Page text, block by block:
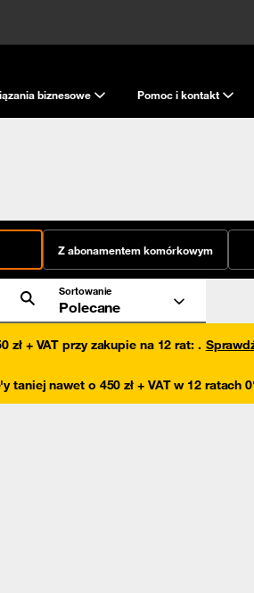
biznesowe Pomoc i kontakt
Z abonamentem komórkowym
Sortowanie
Polecane
zł + VAT przy zakupie na 12 rat: .
taniej nawet o 450 zł + VAT w 12 ratach